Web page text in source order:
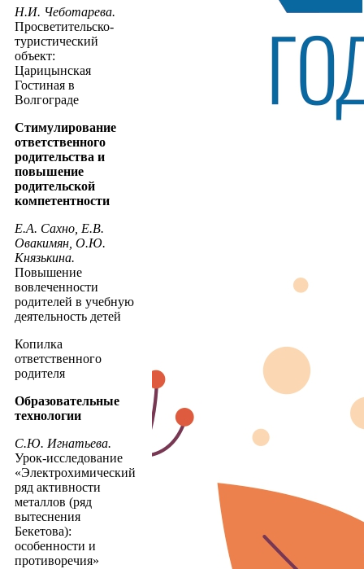
Н.И. Чеботарева.
Просветительско-
туристический
объект:
Царицынская
Гостиная в
Волгограде
Стимулирование
ответственного
родительства и
повышение
родительской
компетентности
Е.А. Сахно, Е.В.
Овакимян, О.Ю.
Князькина.
Повышение
вовлеченности
родителей в учебную
деятельность детей
Копилка
ответственного
родителя
Образовательные
технологии
С.Ю. Игнатьева.
Урок-исследование
«Электрохимический
ряд активности
металлов (ряд
вытеснения
Бекетова):
особенности и
противоречия»